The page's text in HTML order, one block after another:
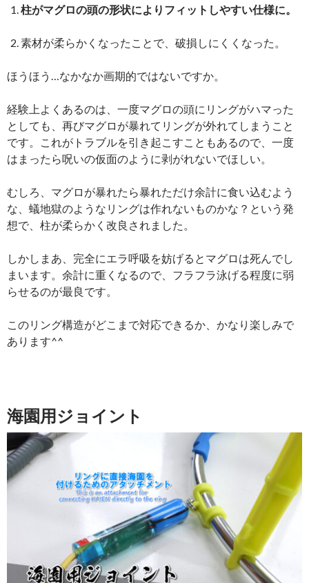
柱がマグロの頭の形状によりフィットしやすい仕様に。
素材が柔らかくなったことで、破損しにくくなった。
ほうほう…なかなか画期的ではないですか。
経験上よくあるのは、一度マグロの頭にリングがハマった
としても、再びマグロが暴れてリングが外れてしまうこと
です。これがトラブルを引き起こすこともあるので、一度
はまったら呪いの仮面のように剥がれないでほしい。
むしろ、マグロが暴れたら暴れただけ余計に食い込むよう
な、蟻地獄のようなリングは作れないものかな？という発
想で、柱が柔らかく改良されました。
しかしまあ、完全にエラ呼吸を妨げるとマグロは死んでし
まいます。余計に重くなるので、フラフラ泳げる程度に弱
らせるのが最良です。
このリング構造がどこまで対応できるか、かなり楽しみで
あります^^
海園用ジョイント